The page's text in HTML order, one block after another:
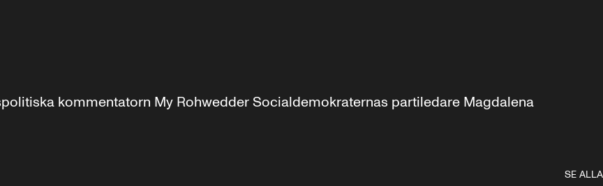
kommentatorn My Rohwedder Socialdemokraternas partiledare Magdalena
SE ALLA